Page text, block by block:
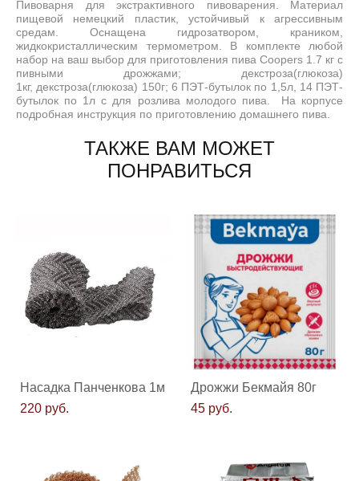
Пивоварня для экстрактивного пивоварения. Материал
пищевой немецкий пластик, устойчивый к агрессивным
средам. Оснащена гидрозатвором, краником,
жидкокристаллическим термометром. В комплекте любой
набор на ваш выбор для приготовления пива Coopers 1.7 кг с
пивными дрожжами; декстроза(глюкоза)
1кг, декстроза(глюкоза) 150г; 6 ПЭТ-бутылок по 1,5л, 14 ПЭТ-
бутылок по 1л с для розлива молодого пива. На корпусе
подробная инструкция по приготовлению домашнего пива.
ТАКЖЕ ВАМ МОЖЕТ
ПОНРАВИТЬСЯ
Насадка Панченкова 1м
220 pуб.
Дрожжи Бекмайя 80г
45 pуб.